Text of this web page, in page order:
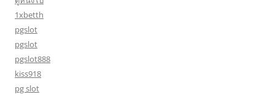
1xbetth
pgslot
pgslot
pgslot888
kiss918
pg slot